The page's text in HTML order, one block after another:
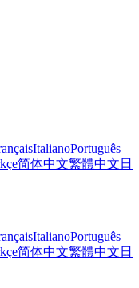
ItalianoPortuguês
简体中文繁體中文 日
ItalianoPortuguês
简体中文繁體中文 日